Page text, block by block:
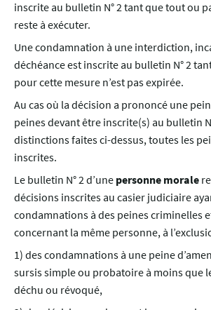
inscrite au bulletin N° 2 tant que tout ou
reste à exécuter.
Une condamnation à une interdiction,
déchéance est inscrite au bulletin N° 2
pour cette mesure n’est pas expirée.
Au cas où la décision a prononcé une
peines devant être inscrite(s) au bulletin
distinctions faites ci-dessus, toutes les
inscrites.
Le bulletin N° 2 d’une personne morale
décisions inscrites au casier judiciaire
condamnations à des peines criminelles
concernant la même personne, à
1) des condamnations à une peine
sursis simple ou probatoire à moins que
déchu ou révoqué,